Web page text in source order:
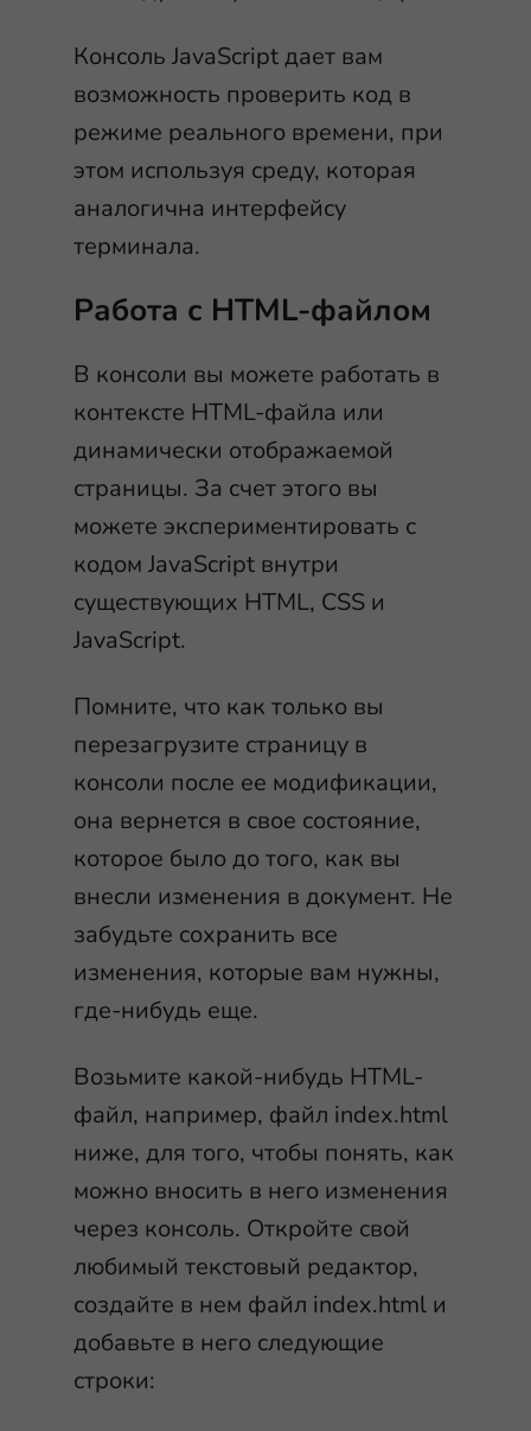
Консоль JavaScript дает вам
возможность проверить код в
режиме реального времени, при
этом используя среду, которая
аналогична интерфейсу
терминала.
Работа с HTML-файлом
В консоли вы можете работать в
контексте HTML-файла или
динамически отображаемой
страницы. За счет этого вы
можете экспериментировать с
кодом JavaScript внутри
существующих HTML, CSS и
JavaScript.
Помните, что как только вы
перезагрузите страницу в
консоли после ее модификации,
она вернется в свое состояние,
которое было до того, как вы
внесли изменения в документ. Не
забудьте сохранить все
изменения, которые вам нужны,
где-нибудь еще.
Возьмите какой-нибудь HTML-
файл, например, файл index.html
ниже, для того, чтобы понять, как
можно вносить в него изменения
через консоль. Откройте свой
любимый текстовый редактор,
создайте в нем файл index.html и
добавьте в него следующие
строки: